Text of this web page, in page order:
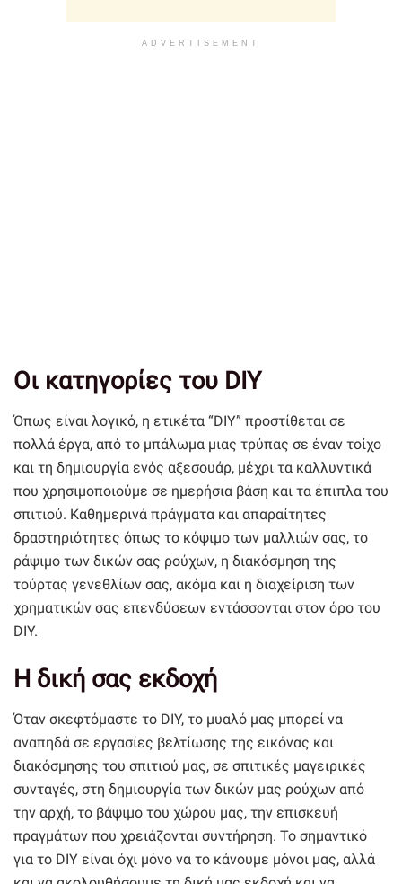
ADVERTISEMENT
Οι κατηγορίες του DIY
Όπως είναι λογικό, η ετικέτα “DIY” προστίθεται σε
πολλά έργα, από το μπάλωμα μιας τρύπας σε έναν τοίχο
και τη δημιουργία ενός αξεσουάρ, μέχρι τα καλλυντικά
που χρησιμοποιούμε σε ημερήσια βάση και τα έπιπλα του
σπιτιού. Καθημερινά πράγματα και απαραίτητες
δραστηριότητες όπως το κόψιμο των μαλλιών σας, το
ράψιμο των δικών σας ρούχων, η διακόσμηση της
τούρτας γενεθλίων σας, ακόμα και η διαχείριση των
χρηματικών σας επενδύσεων εντάσσονται στον όρο του
DIY.
Η δική σας εκδοχή
Όταν σκεφτόμαστε το DIY, το μυαλό μας μπορεί να
αναπηδά σε εργασίες βελτίωσης της εικόνας και
διακόσμησης του σπιτιού μας, σε σπιτικές μαγειρικές
συνταγές, στη δημιουργία των δικών μας ρούχων από
την αρχή, το βάψιμο του χώρου μας, την επισκευή
πραγμάτων που χρειάζονται συντήρηση. Το σημαντικό
για το DIY είναι όχι μόνο να το κάνουμε μόνοι μας, αλλά